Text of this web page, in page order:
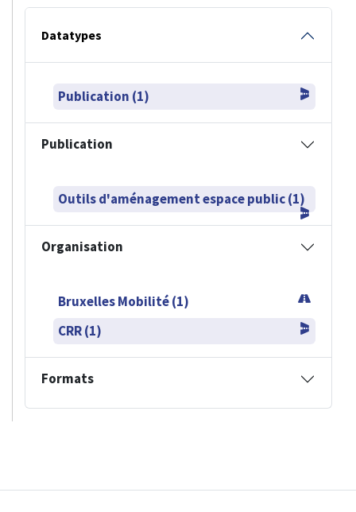
Datatypes
Publication (1)
Publication
Outils d'aménagement espace public (1)
Organisation
Bruxelles Mobilité (1)
CRR (1)
Formats